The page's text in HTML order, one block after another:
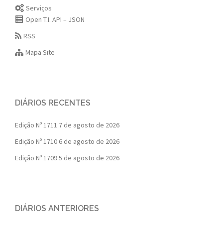
Serviços
Open T.I. API – JSON
RSS
Mapa Site
DIÁRIOS RECENTES
Edição Nº 1711 7 de agosto de 2026
Edição Nº 1710 6 de agosto de 2026
Edição Nº 17095 de agosto de 2026
DIÁRIOS ANTERIORES